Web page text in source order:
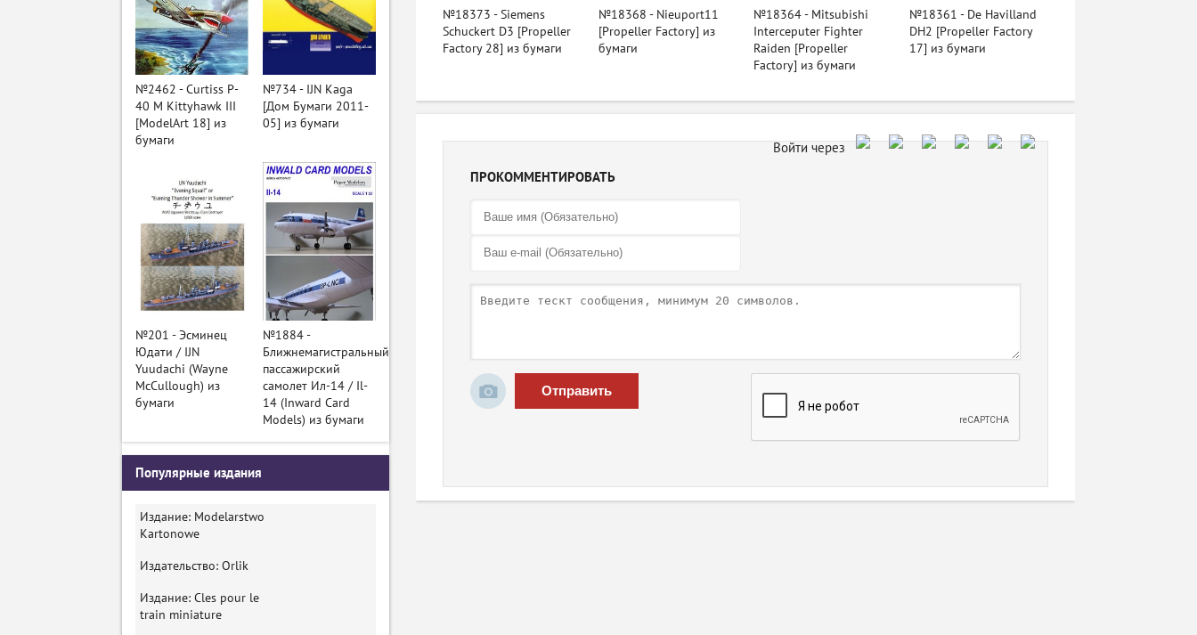
№18373 - Siemens
Schuckert D3 [Propeller
Factory 28] из бумаги
№18368 - Nieuport11
[Propeller Factory] из
бумаги
№18364 - Mitsubishi
Interceputer Fighter
Raiden [Propeller
Factory] из бумаги
№18361 - De Havilland
DH2 [Propeller Factory
17] из бумаги
ПРОКОММЕНТИРОВАТЬ
Отправить
№2462 - Curtiss P-
40 M Kittyhawk III
[ModelArt 18] из
бумаги
№734 - IJN Kaga
[Дом Бумаги 2011-
05] из бумаги
№201 - Эсминец
Юдати / IJN
Yuudachi (Wayne
McCullough) из
бумаги
№1884 -
Ближнемагистральный
пассажирский
самолет Ил-14 / Il-
14 (Inward Card
Models) из бумаги
Популярные издания
Издание: Modelarstwo
Kartonowe
Издательство: Orlik
Издание: Cles pour le
train miniature